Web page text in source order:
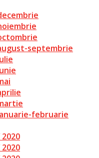
septembrie
februarie